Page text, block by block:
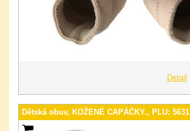
Detail
Dětská obuv, KOŽENÉ CAPÁČKY., PLU: 5631